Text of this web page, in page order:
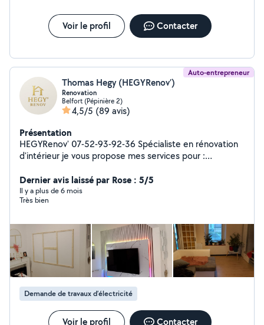
Voir le profil Contacter
Auto-entrepreneur
Thomas Hegy (HEGYRenov’)
Renovation
Belfort (Pépinière 2)
4,5/5 (89 avis)
Présentation
HEGYRenov' 07-52-93-92-36 Spécialiste en rénovation
d'intérieur je vous propose mes services pour :
et grosse demolition Menuiserie intérieure/ext (porte,
fenetre, veranda, cuisine etcetc...) Placo - isolation -
peinture Carrelage Petit bricolage Toiture Snap :
Dernier avis laissé par Rose : 5/5
Il y a plus de 6 mois
Très bien
Demande de travaux d’électricité
Voir le profil Contacter